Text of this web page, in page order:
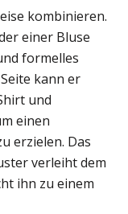
kombinieren.
einer Bluse
formelles
kann er
und
einen
erzielen. Das
verleiht dem
ihn zu einem